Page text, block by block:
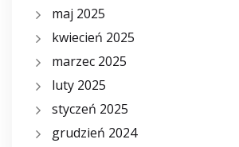
maj 2025
kwiecień 2025
marzec 2025
luty 2025
styczeń 2025
grudzień 2024